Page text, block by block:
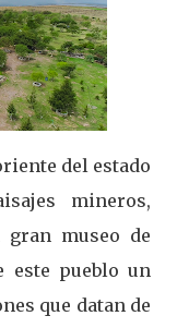
del estado
mineros,
gran museo de
este pueblo un
que datan de